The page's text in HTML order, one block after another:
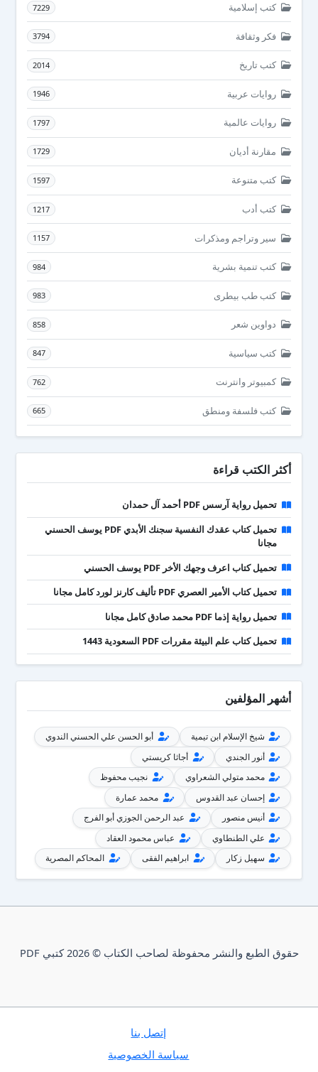
كتب إسلامية 7229
فكر وثقافة 3794
كتب تاريخ 2014
روايات عربية 1946
روايات عالمية 1797
مقارنة أديان 1729
كتب متنوعة 1597
كتب أدب 1217
سير وتراجم ومذكرات 1157
كتب تنمية بشرية 984
كتب طب بيطرى 983
دواوين شعر 858
كتب سياسية 847
كمبيوتر وانترنت 762
كتب فلسفة ومنطق 665
أكثر الكتب قراءة
تحميل رواية آرسس PDF أحمد آل حمدان
تحميل كتاب عقدك النفسية سجنك الأبدي PDF يوسف الحسني
مجانا
تحميل كتاب اعرف وجهك الأخر PDF يوسف الحسني
تحميل كتاب الأمير العصري PDF تأليف كارنز لورد كامل مجانا
تحميل رواية إذما PDF محمد صادق كامل مجانا
تحميل كتاب علم البيئة مقررات PDF السعودية 1443
أشهر المؤلفين
شيخ الإسلام ابن تيمية
أبو الحسن علي الحسني الندوي
أنور الجندي
أجاثا كريستي
محمد متولي الشعراوي
نجيب محفوظ
إحسان عبد القدوس
محمد عمارة
أنيس منصور
عبد الرحمن الجوزي أبو الفرج
علي الطنطاوي
عباس محمود العقاد
سهيل زكار
ابراهيم الفقى المحاكم المصرية
حقوق الطبع والنشر محفوظة لصاحب الكتاب © 2026 كتبي PDF
إتصل بنا
سياسة الخصوصية